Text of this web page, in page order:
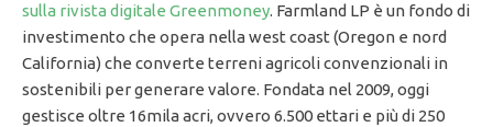
sulla rivista digitale Greenmoney. Farmland LP è un fondo di
investimento che opera nella west coast (Oregon e nord
California) che converte terreni agricoli convenzionali in
sostenibili per generare valore. Fondata nel 2009, oggi
gestisce oltre 16mila acri, ovvero 6.500 ettari e più di 250